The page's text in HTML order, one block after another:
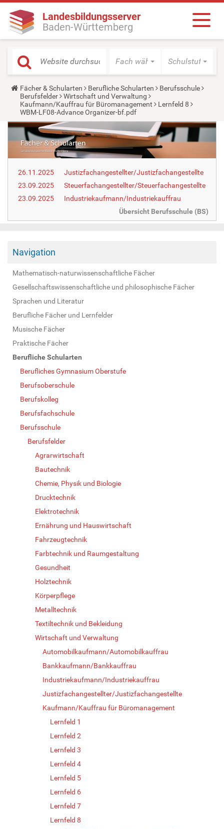
Landesbildungsserver
Baden-Württemberg
Fach wählen Schulstufe
Y
o
u
a
r
e
e
r
e
Fächer & Schularten Berufliche Schularten
Berufsschule
Berufsfelder
Wirtschaft und Verwaltung
Kaufmann/Kauffrau für Büromanagement
Lernfeld 8
WBM-LF08-Advance Organizer-bf.pdf
26.11.2025
Justizfachangestellter/Justizfachangestellte
23.09.2025
Steuerfachangestellter/Steuerfachangestellte
23.09.2025
Industriekaufmann/Industriekauffrau
Übersicht Berufsschule (BS)
Navigation
Mathematisch-naturwissenschaftliche Fächer
Gesellschaftswissenschaftliche und philosophische Fächer
Sprachen und Literatur
Berufliche Fächer und Lernfelder
Musische Fächer
Praktische Fächer
Berufliche Schularten
Berufliches Gymnasium Oberstufe
Berufsoberschule
Berufskolleg
Berufsfachschule
Berufsschule
Berufsfelder
Agrarwirtschaft
Bautechnik
Chemie, Physik und Biologie
Drucktechnik
Elektrotechnik
Ernährung und Hauswirtschaft
Fahrzeugtechnik
Farbtechnik und Raumgestaltung
Gesundheit
Holztechnik
Körperpflege
Metalltechnik
Textiltechnik und Bekleidung
Wirtschaft und Verwaltung
Automobilkaufmann/Automobilkauffrau
Bankkaufmann/Bankkauffrau
Industriekaufmann/Industriekauffrau
Justizfachangestellter/Justizfachangestellte
Kaufmann/Kauffrau für Büromanagement
Lernfeld 1
Lernfeld 2
Lernfeld 3
Lernfeld 4
Lernfeld 5
Lernfeld 6
Lernfeld 7
Lernfeld 8